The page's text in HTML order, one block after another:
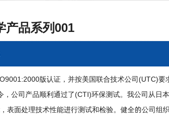
产品系列001
版认证，并按美国联合技术公司(UTC)
，公司产品顺利通过了(CTI)环保测试。我公司从
表面处理技术性能进行测试和检验。健全的公司组